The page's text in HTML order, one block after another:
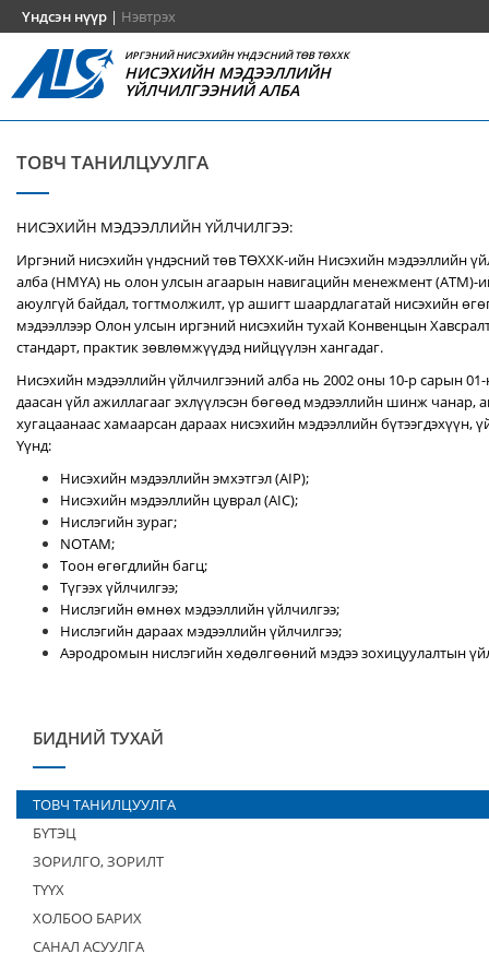
Үндсэн нүүр | Нэвтрэх
ИРГЭНИЙ НИСЭХИЙН ҮНДЭСНИЙ ТӨВ ТӨХХК
НИСЭХИЙН МЭДЭЭЛЛИЙН
ҮЙЛЧИЛГЭЭНИЙ АЛБА
ТОВЧ ТАНИЛЦУУЛГА
НИСЭХИЙН МЭДЭЭЛЛИЙН ҮЙЛЧИЛГЭЭ:
Иргэний нисэхийн үндэсний төв ТӨХХК-ийн Нисэхийн мэдээллийн
алба (НМҮА) нь олон улсын агаарын навигацийн менежмент (ATM)-
аюулгүй байдал, тогтмолжилт, үр ашигт шаардлагатай нисэхийн
мэдээллээр Олон улсын иргэний нисэхийн тухай Конвенцын
стандарт, практик зөвлөмжүүдэд нийцүүлэн хангадаг.
Нисэхийн мэдээллийн үйлчилгээний алба нь 2002 оны 10-р сарын
даасан үйл ажиллагааг эхлүүлэсэн бөгөөд мэдээллийн шинж чанар,
хугацаанаас хамаарсан дараах нисэхийн мэдээллийн бүтээгдэхүүн,
Үүнд:
Нисэхийн мэдээллийн эмхэтгэл (AIP);
Нисэхийн мэдээллийн цуврал (AIC);
Нислэгийн зураг;
NOTAM;
Тоон өгөгдлийн багц;
Түгээх үйлчилгээ;
Нислэгийн өмнөх мэдээллийн үйлчилгээ;
Нислэгийн дараах мэдээллийн үйлчилгээ;
Аэродромын нислэгийн хөдөлгөөний мэдээ зохицуулалтын
БИДНИЙ ТУХАЙ
ТОВЧ ТАНИЛЦУУЛГА
БҮТЭЦ
ЗОРИЛГО, ЗОРИЛТ
ТҮҮХ
ХОЛБОО БАРИХ
САНАЛ АСУУЛГА